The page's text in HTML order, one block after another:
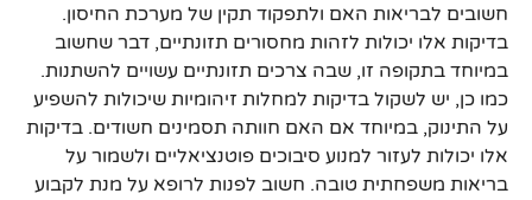
חשובים לבריאות האם ולתפקוד תקין של מערכת החיסון.
בדיקות אלו יכולות לזהות מחסורים תזונתיים, דבר שחשוב
במיוחד בתקופה זו, שבה צרכים תזונתיים עשויים להשתנות.
כמו כן, יש לשקול בדיקות למחלות זיהומיות שיכולות להשפיע
על התינוק, במיוחד אם האם חוותה תסמינים חשודים. בדיקות
אלו יכולות לעזור למנוע סיבוכים פוטנציאליים ולשמור על
בריאות משפחתית טובה. חשוב לפנות לרופא על מנת לקבוע